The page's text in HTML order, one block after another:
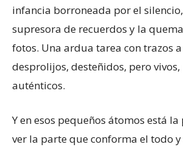
infancia borroneada por el
supresora de recuerdos y la
fotos. Una ardua tarea con trazos
desprolijos, desteñidos, pero vivos,
auténticos.
Y en esos pequeños átomos está
ver la parte que conforma el todo